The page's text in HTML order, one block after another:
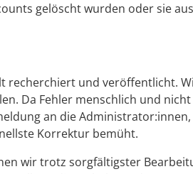
gelöscht wurden oder sie
recherchiert und veröffentlicht.
Da Fehler menschlich und nicht
an die Administrator:innen,
Korrektur bemüht.
wir trotz sorgfältigster